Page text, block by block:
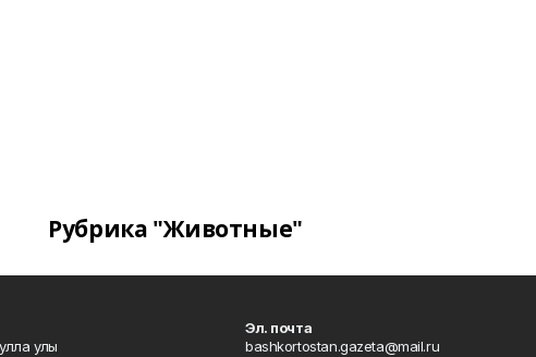
Рубрика "Животные"
улы
Эл. почта
bashkortostan.gazeta@mail.ru